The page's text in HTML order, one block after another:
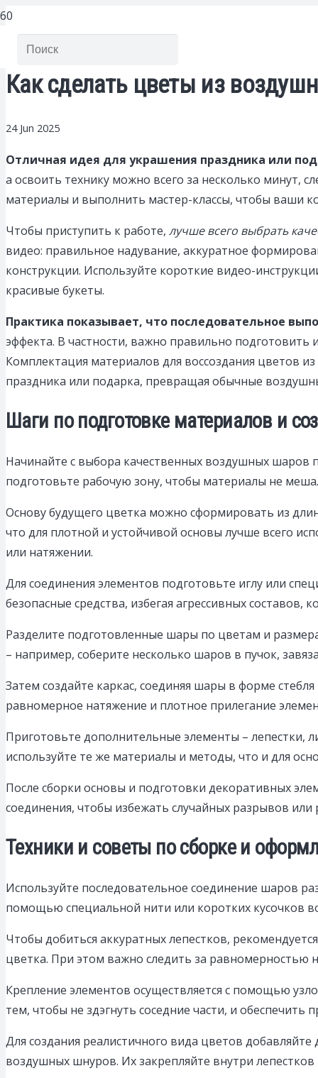
Как сделать цветы из
24 Jun 2025
Отличная идея для украшения праздника или
а освоить технику можно всего за несколько минут,
материалы и выполнить мастер-классы, чтобы ваши
Чтобы приступить к работе, лучше всего выбрать
видео: правильное надувание, аккуратное
конструкции. Используйте короткие видео-
красивые букеты.
Практика показывает, что последовательное
эффекта. В частности, важно правильно подготовить
Комплектация материалов для воссоздания цветов
праздника или подарка, превращая обычные
Шаги по подготовке материалов и
Начинайте с выбора качественных воздушных шаров
подготовьте рабочую зону, чтобы материалы не
Основу будущего цветка можно сформировать из
что для плотной и устойчивой основы лучше всего
или натяжении.
Для соединения элементов подготовьте иглу или
безопасные средства, избегая агрессивных
Разделите подготовленные шары по цветам и
– например, соберите несколько шаров в пучок,
Затем создайте каркас, соединяя шары в форме
равномерное натяжение и плотное прилегание
Приготовьте дополнительные элементы – лепестки,
используйте те же материалы и методы, что и для
После сборки основы и подготовки декоративных
соединения, чтобы избежать случайных разрывов
Техники и советы по сборке и
Используйте последовательное соединение шаров
помощью специальной нити или коротких кусочков
Чтобы добиться аккуратных лепестков,
цветка. При этом важно следить за равномерностью
Крепление элементов осуществляется с помощью
тем, чтобы не здэгнуть соседние части, и обеспечить
Для создания реалистичного вида цветов
воздушных шнуров. Их закрепляйте внутри лепестков